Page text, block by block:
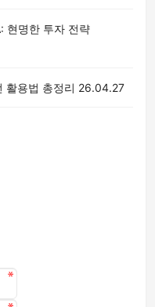
현명한 투자 전략
활용법 총정리 26.04.27